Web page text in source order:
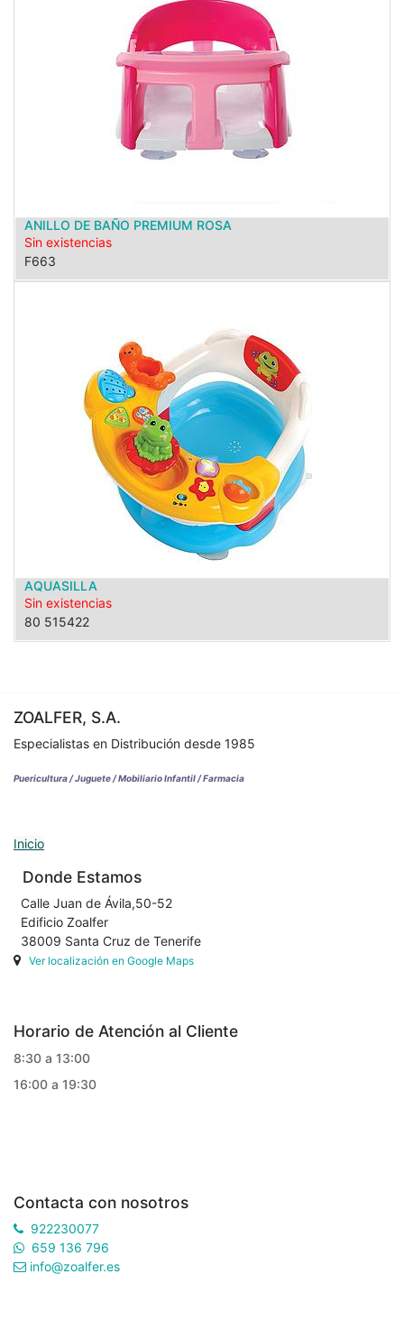
ANILLO DE BAÑO PREMIUM ROSA
Sin existencias
F663
AQUASILLA
Sin existencias
80 515422
ZOALFER, S.A.
Especialistas en Distribución desde 1985
Puericultura / Juguete / Mobiliario Infantil / Farmacia
Inicio
Donde Estamos
Calle Juan de Ávila,50-52
Edificio Zoalfer
38009 Santa Cruz de Tenerife
Ver localización en Google Maps
Horario de Atención al Cliente
8:30 a 13:00
16:00 a 19:30
Contacta con nosotros
922230077
659 136 796
info@zoalfer.es